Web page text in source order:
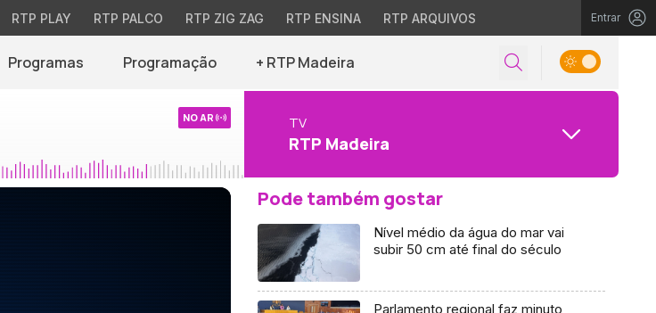
RTP PLAY RTP PALCO RTP ZIG ZAG RTP ENSINA RTP ARQUIVOS Entrar
Programas Programação + RTP Madeira
NO AR TV
RTP Madeira
Pode também gostar
Nível médio da água do mar vai
subir 50 cm até final do século
Parlamento regional faz minuto